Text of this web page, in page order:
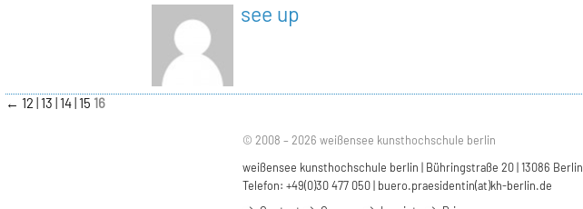
see up
← 12 13 14 15 16
© 2008 – 2026 weißensee kunsthochschule berlin
weißensee kunsthochschule berlin | Bühringstraße 20 | 13086 Berlin
Telefon: +49(0)30 477 050 | buero.praesidentin(at)kh-berlin.de